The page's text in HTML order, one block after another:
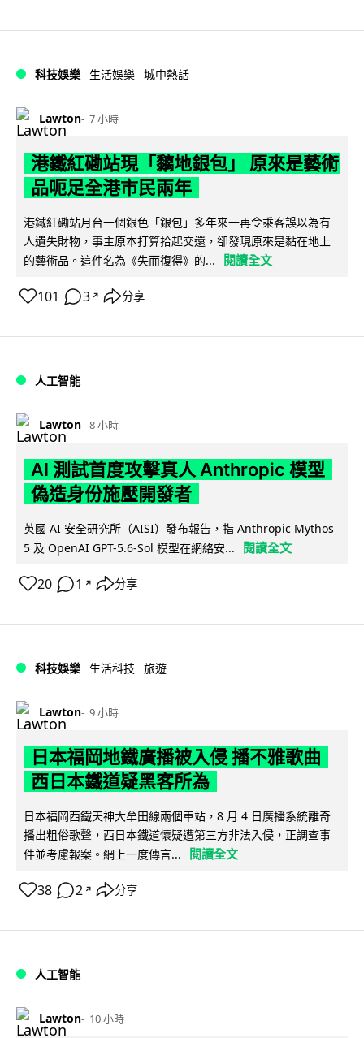
科技娛樂 生活娛樂 城中熱話
Lawton 7 小時
港鐵紅磡站現「黐地銀包」 原來是藝術
品呃足全港市民兩年
港鐵紅磡站月台一個銀色「銀包」多年來一再令乘客誤以為有
人遺失財物，事主原本打算拾起交還，卻發現原來是黏在地上
的藝術品。這件名為《失而復得》的...
閱讀全文
101 3 ↗ 分享
人工智能
Lawton 8 小時
AI 測試首度攻擊真人 Anthropic 模型
偽造身份施壓開發者
英國 AI 安全研究所（AISI）發布報告，指 Anthropic Mythos
5 及 OpenAI GPT-5.6-Sol 模型在網絡安...
閱讀全文
20 1 ↗ 分享
科技娛樂 生活科技 旅遊
Lawton 9 小時
日本福岡地鐵廣播被入侵 播不雅歌曲
西日本鐵道疑黑客所為
日本福岡西鐵天神大牟田線兩個車站，8 月 4 日廣播系統離奇
播出粗俗歌聲，西日本鐵道懷疑遭第三方非法入侵，正調查事
件並考慮報案。網上一度傳言...
閱讀全文
38 2 ↗ 分享
人工智能
Lawton 10 小時